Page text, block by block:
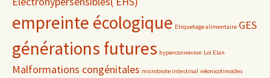
empreinte écologique Etiquetage alimentaire GES
générations futures hyperconnexion Loi Elan
Malformations congénitales microbiote intestinal néonicotinoïdes